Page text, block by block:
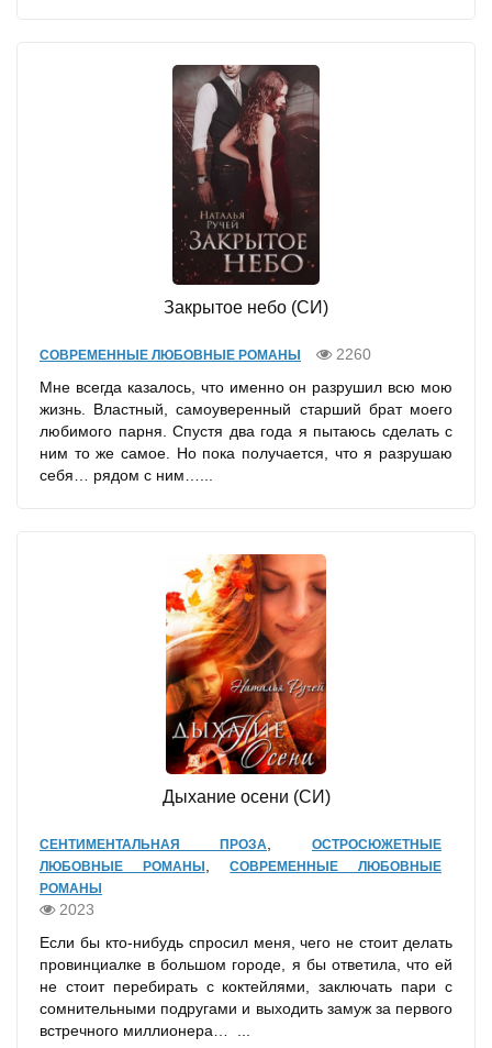
Закрытое небо (СИ)
СОВРЕМЕННЫЕ ЛЮБОВНЫЕ РОМАНЫ
2260
Мне всегда казалось, что именно он разрушил всю мою
жизнь. Властный, самоуверенный старший брат моего
любимого парня. Спустя два года я пытаюсь сделать с
ним то же самое. Но пока получается, что я разрушаю
себя… рядом с ним…...
Дыхание осени (СИ)
СЕНТИМЕНТАЛЬНАЯ ПРОЗА
ОСТРОСЮЖЕТНЫЕ
ЛЮБОВНЫЕ РОМАНЫ
,СОВРЕМЕННЫЕ ЛЮБОВНЫЕ
РОМАНЫ
2023
Если бы кто-нибудь спросил меня, чего не стоит делать
провинциалке в большом городе, я бы ответила, что ей
не стоит перебирать с коктейлями, заключать пари с
сомнительными подругами и выходить замуж за первого
встречного миллионера… ...